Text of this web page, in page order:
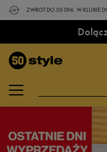
ZWROT DO 30 DNI. W KLUBIE